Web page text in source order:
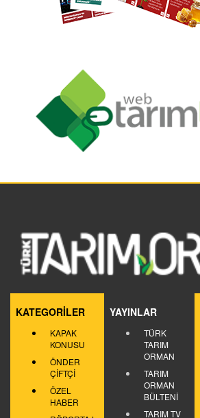
KATEGORİLER
KAPAK
KONUSU
ÖNDER
ÇİFTÇİ
ÖZEL
HABER
YAYINLAR
TÜRK
TARIM
ORMAN
TARIM
ORMAN
BÜLTENİ
TARIM TV